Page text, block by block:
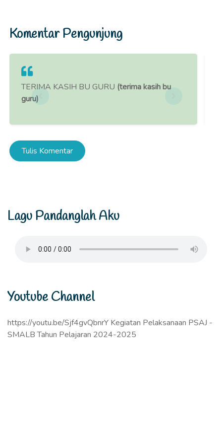
Komentar Pengunjung
TERIMA KASIH BU GURU (terima kasih bu
guru)
Tulis Komentar
Lagu Pandanglah Aku
Youtube Channel
https://youtu.be/Sjf4gvQbnrY Kegiatan Pelaksanaan PSAJ -
SMALB Tahun Pelajaran 2024-2025